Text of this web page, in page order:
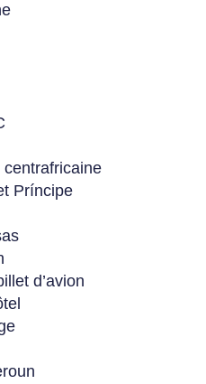
centrafricaine
Príncipe
d’avion